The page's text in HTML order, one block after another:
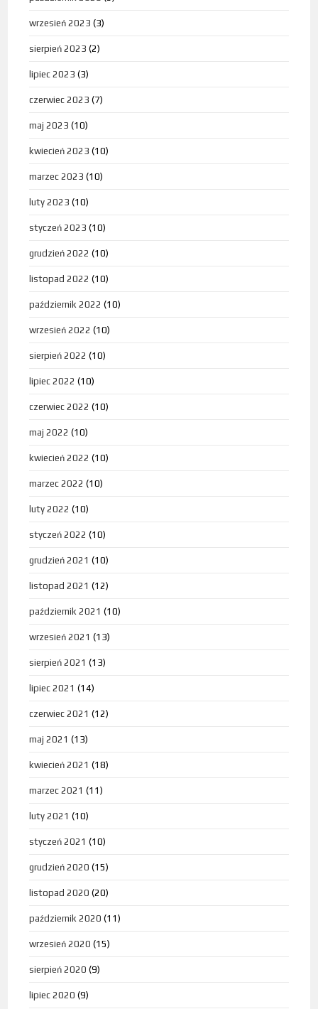
wrzesień 2023 (3)
sierpień 2023 (2)
lipiec 2023 (3)
czerwiec 2023 (7)
maj 2023 (10)
kwiecień 2023 (10)
marzec 2023 (10)
luty 2023 (10)
styczeń 2023 (10)
grudzień 2022 (10)
listopad 2022 (10)
październik 2022 (10)
wrzesień 2022 (10)
sierpień 2022 (10)
lipiec 2022 (10)
czerwiec 2022 (10)
maj 2022 (10)
kwiecień 2022 (10)
marzec 2022 (10)
luty 2022 (10)
styczeń 2022 (10)
grudzień 2021 (10)
listopad 2021 (12)
październik 2021 (10)
wrzesień 2021 (13)
sierpień 2021 (13)
lipiec 2021 (14)
czerwiec 2021 (12)
maj 2021 (13)
kwiecień 2021 (18)
marzec 2021 (11)
luty 2021 (10)
styczeń 2021 (10)
grudzień 2020 (15)
listopad 2020 (20)
październik 2020 (11)
wrzesień 2020 (15)
sierpień 2020 (9)
lipiec 2020 (9)